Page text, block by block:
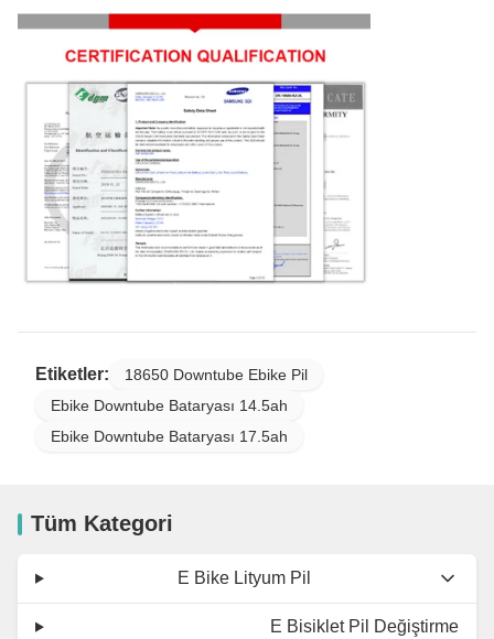
Etiketler:
18650 Downtube Ebike Pil
Ebike Downtube Bataryası 14.5ah
Ebike Downtube Bataryası 17.5ah
Tüm Kategori
E Bike Lityum Pil
E Bisiklet Pil Değiştirme